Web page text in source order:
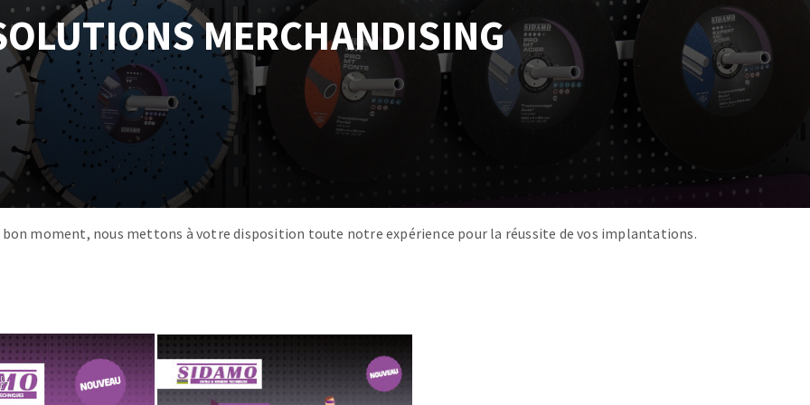
à profil
diamantés
Système auto-nivelant à cale
Système auto-nivelant à vis
Pose des joints
Nettoyage
ABRASIFS APPLIQUÉS
MERCHANDISING
moment, nous mettons à votre disposition toute notre expérience pour la réussite de vos implantations.